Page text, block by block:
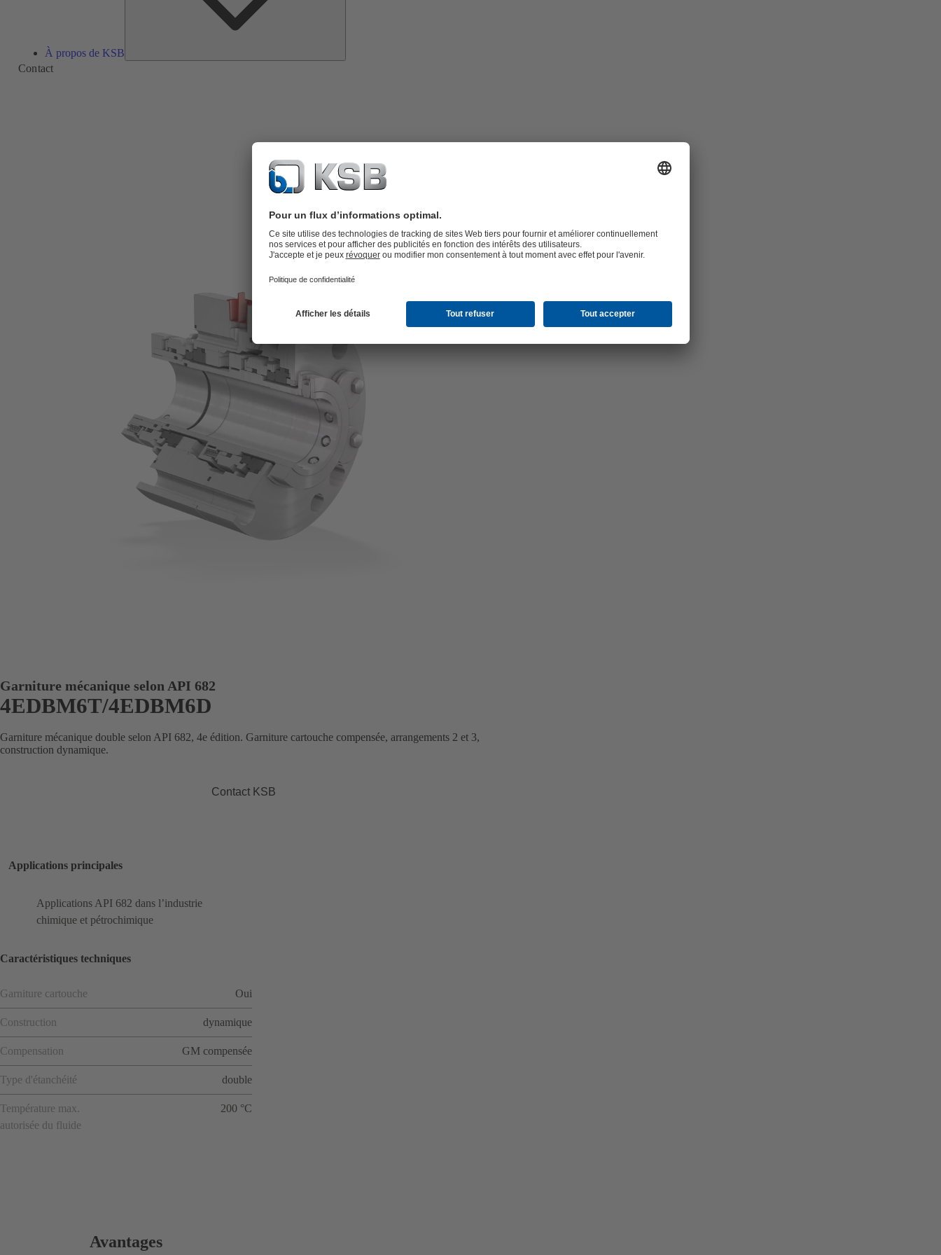
À propos de KSB
Contact
Garniture mécanique selon API 682
4EDBM6T/4EDBM6D
Garniture mécanique double selon API 682, 4e édition. Garniture cartouche compensée, arrangements 2 et 3,
construction dynamique.
Contact KSB
Applications principales
Applications API 682 dans l’industrie
chimique et pétrochimique
Caractéristiques techniques
Garniture cartouche Oui
Construction dynamique
Compensation GM compensée
Type d'étanchéité double
Température max.
autorisée du fluide
200 °C
Avantages